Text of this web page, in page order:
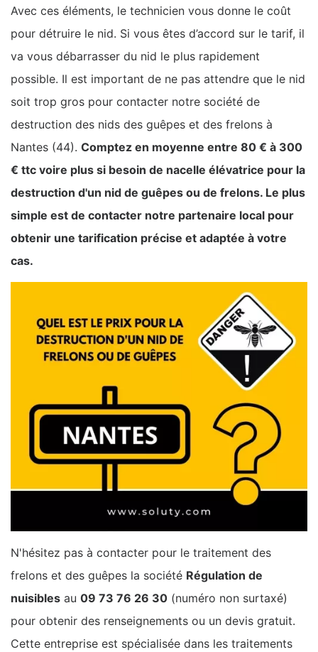
Avec ces éléments, le technicien vous donne le coût
pour détruire le nid. Si vous êtes d’accord sur le tarif, il
va vous débarrasser du nid le plus rapidement
possible. Il est important de ne pas attendre que le nid
soit trop gros pour contacter notre société de
destruction des nids des guêpes et des frelons à
Nantes (44). Comptez en moyenne entre 80 € à 300
€ ttc voire plus si besoin de nacelle élévatrice pour la
destruction d'un nid de guêpes ou de frelons. Le plus
simple est de contacter notre partenaire local pour
obtenir une tarification précise et adaptée à votre
cas.
N'hésitez pas à contacter pour le traitement des
frelons et des guêpes la société Régulation de
nuisibles au 09 73 76 26 30 (numéro non surtaxé)
pour obtenir des renseignements ou un devis gratuit.
Cette entreprise est spécialisée dans les traitements